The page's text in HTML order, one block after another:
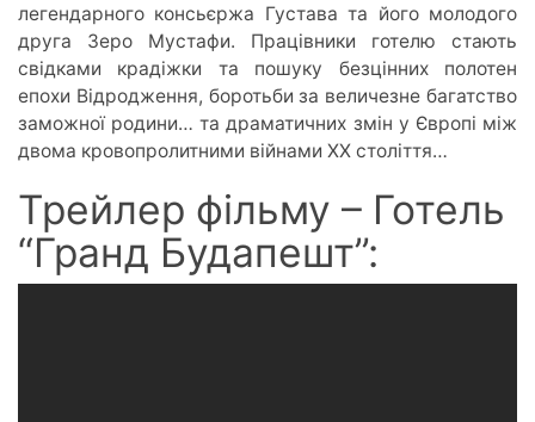
легендарного консьєржа Густава та його молодого
друга Зеро Мустафи. Працівники готелю стають
свідками крадіжки та пошуку безцінних полотен
епохи Відродження, боротьби за величезне багатство
заможної родини… та драматичних змін у Європі між
двома кровопролитними війнами ХХ століття…
Трейлер фільму – Готель
“Гранд Будапешт”: